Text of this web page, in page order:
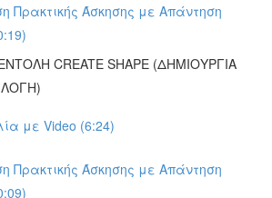
Πρακτικής Άσκησης με Απάντηση
CREATE SHAPE (ΔΗΜΙΟΥΡΓΙΑ
με Video (6:24)
Πρακτικής Άσκησης με Απάντηση